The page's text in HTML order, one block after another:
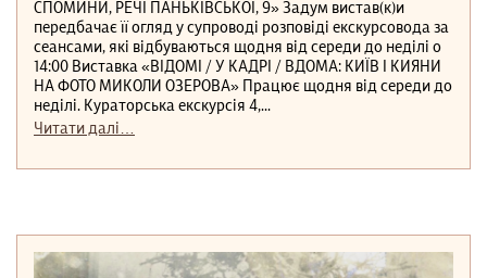
СПОМИНИ, РЕЧІ ПАНЬКІВСЬКОЇ, 9» Задум вистав(к)и
передбачає її огляд у супроводі розповіді екскурсовода за
сеансами, які відбуваються щодня від середи до неділі о
14:00 Виставка «ВІДОМІ / У КАДРІ / ВДОМА: КИЇВ І КИЯНИ
НА ФОТО МИКОЛИ ОЗЕРОВА» Працює щодня від середи до
неділі. Кураторська екскурсія 4,...
Читати далі…